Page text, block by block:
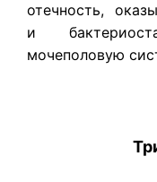
отечность,
и
мочеполовую